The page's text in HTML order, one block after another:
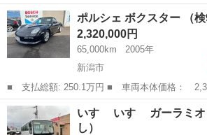
ー名： クライスラー・ジープ ■ 車種名： ジ
ロキー ■ グレード名： リミテッド ４ＷＤ、
カメラ、...
新潟 新潟市 その他
ポルシェ ボ
2,320,000円
65,000km
2005年
新潟市
■ 支払総額: 250.1万円 ■ 車両本体価格： 2,320,000 円 ■ メーカ
ー名： ポルシェ ■ 車種名： ボクスター
排気量： 2700cc ■ ドア枚数： オープン ■
新潟 新潟市 その他
いすゞ いすゞ ガーラミ
し）